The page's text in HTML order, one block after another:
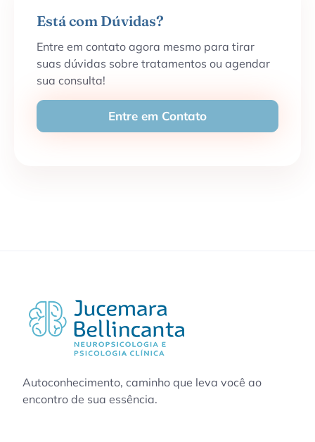
Está com Dúvidas?
Entre em contato agora mesmo para tirar
suas dúvidas sobre tratamentos ou agendar
sua consulta!
Entre em Contato
Autoconhecimento, caminho que leva você ao
encontro de sua essência.